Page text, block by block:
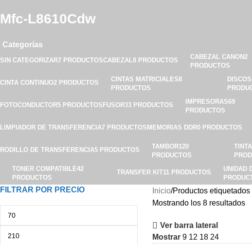
Mfc-L8610Cdw
Categorías
SIN CATEGORIZAR7 PRODUCTOSCABEZAL8 PRODUCTOS CABEZAL CANON2
PRODUCTOS
CINTA CONTINUO2 PRODUCTOS CINTAS MATRICIALES8
PRODUCTOS
FOTOCONDUCTOR5 PRODUCTOS FUSOR33 PRODUCTOS IMPRESORAS69
PRODUCTOS
LIMPIADOR DE TRANSFERENCIA7 PRODUCTOS MEMORIAS DDR0 PRODUCTOS
RODILLO DE TRANSFERENCIA5 PRODUCTOS TAMBOR120
PRODUCTOS
TONER COMPATIBLE42
PRODUCTOS
TRANSFER KIT11 PRODUCTOS UNIDAD
FILTRAR POR PRECIO Inicio Productos etiquetados
Mostrando los 8 resultados
Ver barra lateral
Mostrar 9 12 18 24